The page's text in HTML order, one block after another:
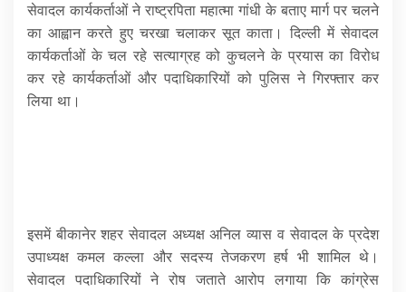
सेवादल कार्यकर्ताओं ने राष्ट्रपिता महात्मा गांधी के बताए मार्ग पर चलने
का आह्वान करते हुए चरखा चलाकर सूत काता। दिल्ली में सेवादल
कार्यकर्ताओं के चल रहे सत्याग्रह को कुचलने के प्रयास का विरोध
कर रहे कार्यकर्ताओं और पदाधिकारियों को पुलिस ने गिरफ्तार कर
लिया था।
इसमें बीकानेर शहर सेवादल अध्यक्ष अनिल व्यास व सेवादल के प्रदेश
उपाध्यक्ष कमल कल्ला और सदस्य तेजकरण हर्ष भी शामिल थे।
सेवादल पदाधिकारियों ने रोष जताते आरोप लगाया कि कांग्रेस